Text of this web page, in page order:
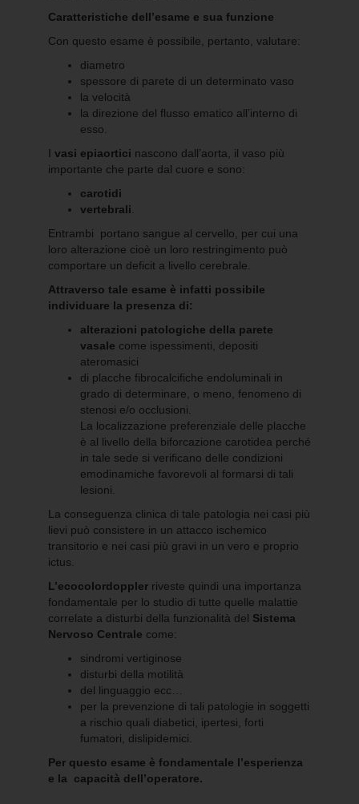
Caratteristiche dell’esame e sua funzione
Con questo esame è possibile, pertanto, valutare:
diametro
spessore di parete di un determinato vaso
la velocità
la direzione del flusso ematico all’interno di
esso.
I vasi epiaortici nascono dall’aorta, il vaso più
importante che parte dal cuore e sono:
carotidi
vertebrali
Entrambi portano sangue al cervello, per cui una
loro alterazione cioè un loro restringimento può
comportare un deficit a livello cerebrale.
Attraverso tale esame è infatti possibile
individuare la presenza di:
alterazioni patologiche della parete
vasale come ispessimenti, depositi
ateromasici
di placche fibrocalcifiche endoluminali in
grado di determinare, o meno, fenomeno di
stenosi e/o occlusioni.
La localizzazione preferenziale delle placche
è al livello della biforcazione carotidea perché
in tale sede si verificano delle condizioni
emodinamiche favorevoli al formarsi di tali
lesioni.
La conseguenza clinica di tale patologia nei casi più
lievi può consistere in un attacco ischemico
transitorio e nei casi più gravi in un vero e proprio
ictus.
L’ecocolordoppler riveste quindi una importanza
fondamentale per lo studio di tutte quelle malattie
correlate a disturbi della funzionalità del Sistema
Nervoso Centrale come:
sindromi vertiginose
disturbi della motilità
del linguaggio ecc…
per la prevenzione di tali patologie in soggetti
a rischio quali diabetici, ipertesi, forti
fumatori, dislipidemici.
Per questo esame è fondamentale l’esperienza
e la capacità dell’operatore.